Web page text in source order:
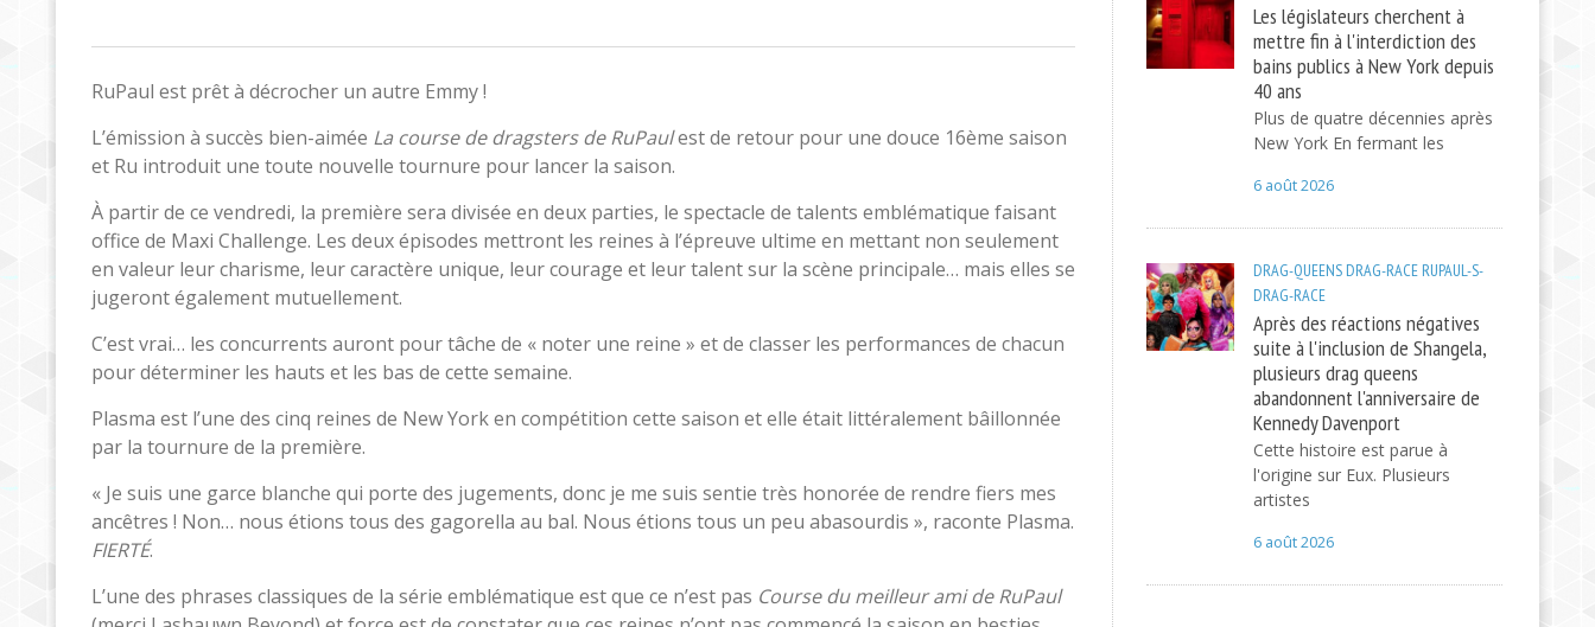
RuPaul est prêt à décrocher un autre Emmy !
L’émission à succès bien-aimée La course de dragsters de RuPaulest de retour pour une douce 16ème saison
et Ru introduit une toute nouvelle tournure pour lancer la saison.
À partir de ce vendredi, la première sera divisée en deux parties, le spectacle de talents emblématique faisant
office de Maxi Challenge. Les deux épisodes mettront les reines à l’épreuve ultime en mettant non seulement
en valeur leur charisme, leur caractère unique, leur courage et leur talent sur la scène principale… mais elles se
jugeront également mutuellement.
C’est vrai… les concurrents auront pour tâche de « noter une reine » et de classer les performances de chacun
pour déterminer les hauts et les bas de cette semaine.
Plasma est l’une des cinq reines de New York en compétition cette saison et elle était littéralement bâillonnée
par la tournure de la première.
« Je suis une garce blanche qui porte des jugements, donc je me suis sentie très honorée de rendre fiers mes
ancêtres ! Non… nous étions tous des gagorella au bal. Nous étions tous un peu abasourdis », raconte Plasma.
FIERTÉ.
L’une des phrases classiques de la série emblématique est que ce n’est pas Course du meilleur ami de RuPaul
Les législateurs cherchent à
mettre fin à l'interdiction des
bains publics à New York depuis
40 ans
Plus de quatre décennies après
New York En fermant les
6 août 2026
DRAG-QUEENS DRAG-RACE RUPAUL-S-
DRAG-RACE
Après des réactions négatives
suite à l'inclusion de Shangela,
plusieurs drag queens
abandonnent l'anniversaire de
Kennedy Davenport
Cette histoire est parue à
l'origine sur Eux. Plusieurs
artistes
6 août 2026